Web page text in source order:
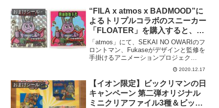
リマン チョコの使用したアレンジレシピ
が公開。全4...
おまけシール・
“FILA x atmos x BADMOOD”に
よるトリプルコラボのスニーカー
「FLOATER」を購入すると、ビ
ックリマン風シールがもらえる！
12月20日(日)発売。
「atmos」にて、SEKAI NO OWARIのフ
ロントマン、Fukaseがデザインと監修を
手掛けるアニメーションプロジェク
ト“BAD MOOD(バッドムード)”とイタリア
のスポーツブ ランドFILAとの初のコラボ
レーションアイテムが発売...
2020.12.17
おまけシール・
【イオン限定】ビックリマンの日
キャンペーン 第二弾オリジナル
ミニクリアファイル3種＆ビック